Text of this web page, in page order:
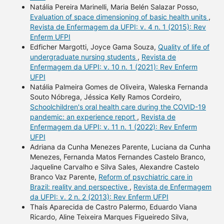
Natália Pereira Marinelli, Maria Belén Salazar Posso,
Evaluation of space dimensioning of basic health units ,
Revista de Enfermagem da UFPI: v. 4 n. 1 (2015): Rev
Enferm UFPI
Edficher Margotti, Joyce Gama Souza, Quality of life of
undergraduate nursing students , Revista de
Enfermagem da UFPI: v. 10 n. 1 (2021): Rev Enferm
UFPI
Natália Palmeira Gomes de Oliveira, Waleska Fernanda
Souto Nóbrega, Jéssica Kelly Ramos Cordeiro,
Schoolchildren's oral health care during the COVID-19
pandemic: an experience report , Revista de
Enfermagem da UFPI: v. 11 n. 1 (2022): Rev Enferm
UFPI
Adriana da Cunha Menezes Parente, Luciana da Cunha
Menezes, Fernanda Matos Fernandes Castelo Branco,
Jaqueline Carvalho e Silva Sales, Alexandre Castelo
Branco Vaz Parente, Reform of psychiatric care in
Brazil: reality and perspective , Revista de Enfermagem
da UFPI: v. 2 n. 2 (2013): Rev Enferm UFPI
Thaís Aparecida de Castro Palermo, Eduardo Viana
Ricardo, Aline Teixeira Marques Figueiredo Silva,